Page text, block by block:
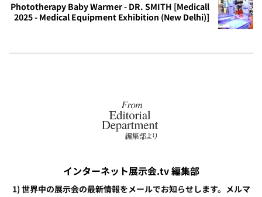
Phototherapy Baby Warmer - DR. SMITH [Medicall
2025 - Medical Equipment Exhibition (New Delhi)]
インターネット展示会.tv 編集部
1) 世界中の展示会の最新情報をメールでお知らせします。メルマ